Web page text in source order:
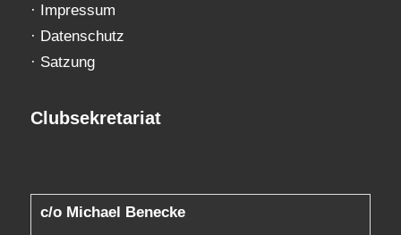
· Impressum
· Datenschutz
· Satzung
Clubsekretariat
c/o Michael Benecke